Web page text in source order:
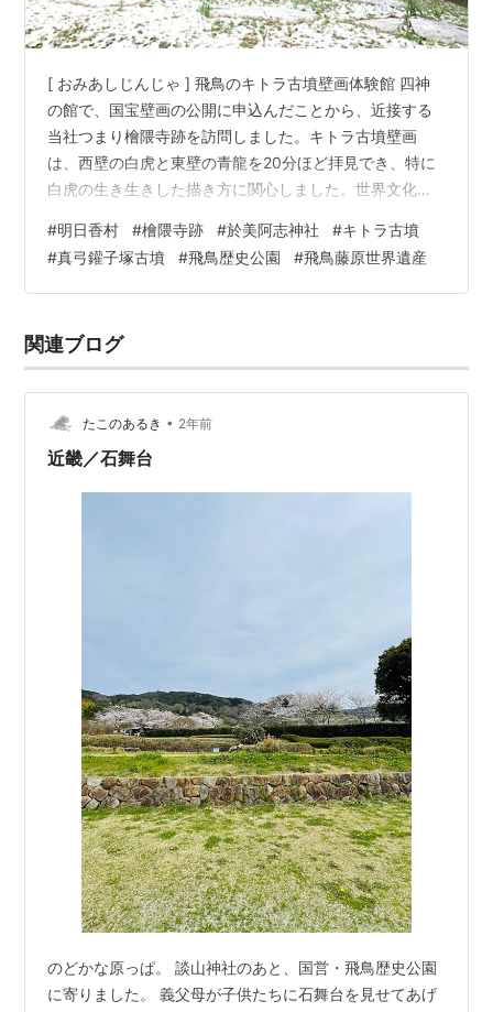
[ おみあしじんじゃ ] 飛鳥のキトラ古墳壁画体験館 四神
の館で、国宝壁画の公開に申込んだことから、近接する
当社つまり檜隈寺跡を訪問しました。キトラ古墳壁画
は、西壁の白虎と東壁の青龍を20分ほど拝見でき、特に
白虎の生き生きした描き方に関心しました。世界文化遺
墳周辺地区にあたる地域で、当社檜隈寺跡とキトラ古墳
が主要遺跡に位置付けられています。地区内には無料駐
車場や展望台、トイレも整備され気軽に訪れやすい感じ
神は阿智使主神夫妻。阿智使主は古代渡来系の雄族とも
言える東漢（やまとのあや）氏の始祖とさ…
#明日香村 #檜隈寺跡 #於美阿志神社 #キトラ古墳
#真弓鑵子塚古墳 #飛鳥歴史公園 #飛鳥藤原世界遺産
関連ブログ
たこのあるき • 2年前
近畿／石舞台
のどかな原っぱ。 談山神社のあと、国営・飛鳥歴史公園
に寄りました。 義父母が子供たちに石舞台を見せてあげ